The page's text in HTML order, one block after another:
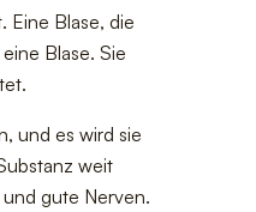
Eine Blase, die
Blase. Sie
und es wird sie
weit
gute Nerven.